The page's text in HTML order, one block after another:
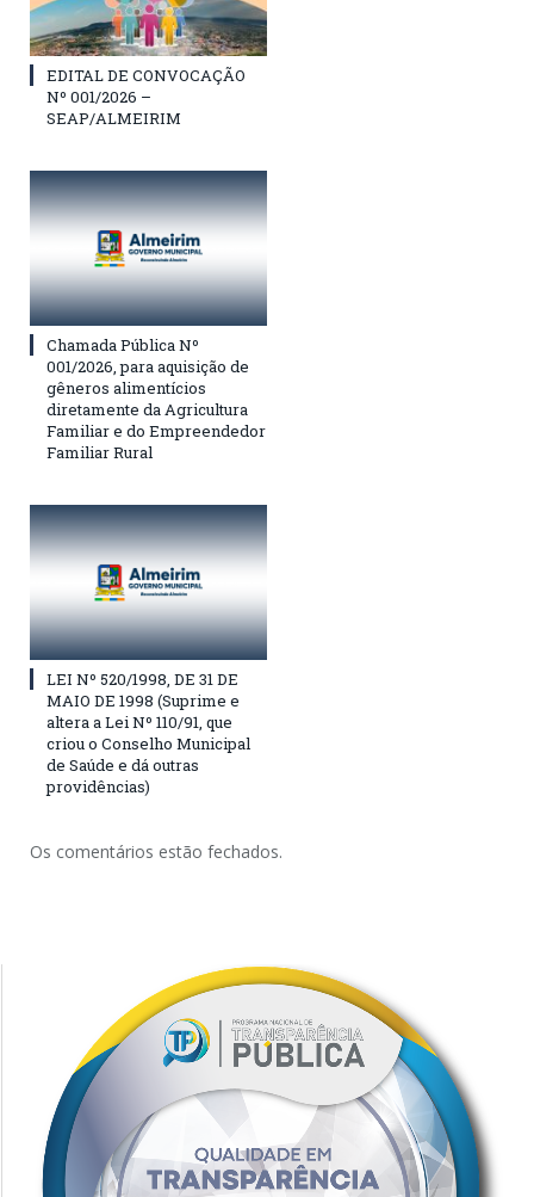
EDITAL DE CONVOCAÇÃO
Nº 001/2026 –
SEAP/ALMEIRIM
Chamada Pública Nº
001/2026, para aquisição de
gêneros alimentícios
diretamente da Agricultura
Familiar e do Empreendedor
Familiar Rural
LEI Nº 520/1998, DE 31 DE
MAIO DE 1998 (Suprime e
altera a Lei Nº 110/91, que
criou o Conselho Municipal
de Saúde e dá outras
providências)
Os comentários estão fechados.